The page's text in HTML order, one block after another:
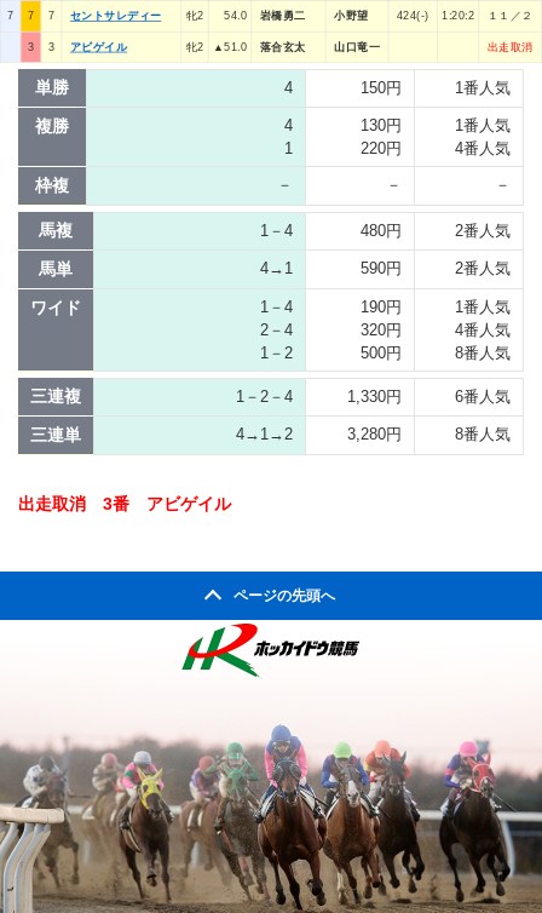
7 7 7 セントサレディー 牝2 54.0 岩橋勇二 小野望 424(-) 1:20:2 １１／２
3 3 アビゲイル 牝2 ▲51.0 落合玄太 山口竜一 出走取消
単勝 4 150円 1番人気
複勝
4
1
130円
220円
1番人気
4番人気
枠複 － － －
馬複 1－4 480円 2番人気
馬単 4→1 590円 2番人気
ワイド
1－4
2－4
1－2
190円
320円
500円
1番人気
4番人気
8番人気
三連複 1－2－4 1,330円 6番人気
三連単 4→1→2 3,280円 8番人気
出走取消 3番 アビゲイル
ページの先頭へ